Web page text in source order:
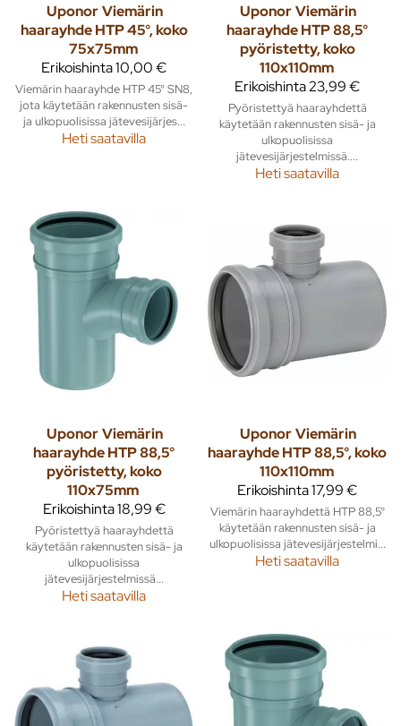
UponorViemärin
haarayhde HTP 45°, koko
75x75mm
Erikoishinta10,00 €
Viemärin haarayhde HTP 45° SN8,
jota käytetään rakennusten sisä-
ja ulkopuolisissa jätevesijärjes...
Heti saatavilla
UponorViemärin
haarayhde HTP 88,5°
pyöristetty, koko
110x110mm
Erikoishinta23,99 €
Pyöristettyä haarayhdettä
käytetään rakennusten sisä- ja
ulkopuolisissa
jätevesijärjestelmissä....
Heti saatavilla
UponorViemärin
haarayhde HTP 88,5°
pyöristetty, koko
110x75mm
Erikoishinta18,99 €
Pyöristettyä haarayhdettä
käytetään rakennusten sisä- ja
ulkopuolisissa
jätevesijärjestelmissä...
Heti saatavilla
UponorViemärin
haarayhde HTP 88,5°, koko
110x110mm
Erikoishinta17,99 €
Viemärin haarayhdettä HTP 88,5°
käytetään rakennusten sisä- ja
ulkopuolisissa jätevesijärjestelmi...
Heti saatavilla